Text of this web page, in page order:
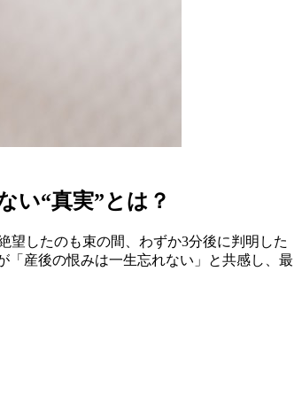
い“真実”とは？
したのも束の間、わずか3分後に判明した
「産後の恨みは一生忘れない」と共感し、最